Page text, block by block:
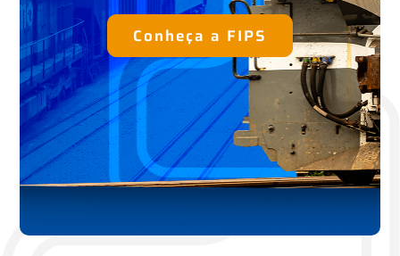
Conheça a FIPS